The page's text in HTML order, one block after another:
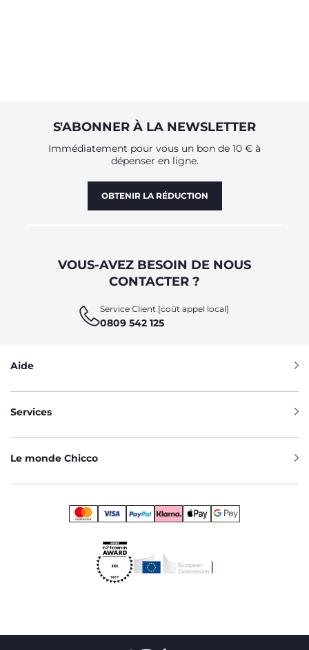
S'ABONNER À LA NEWSLETTER
Immédiatement pour vous un bon de 10 € à
dépenser en ligne.
OBTENIR LA RÉDUCTION
VOUS-AVEZ BESOIN DE NOUS
CONTACTER ?
Service Client [coût appel local]
0809 542 125
Aide
Services
Le monde Chicco